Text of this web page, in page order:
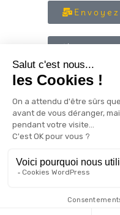
Prenez
Nous utilisons des
site, nous